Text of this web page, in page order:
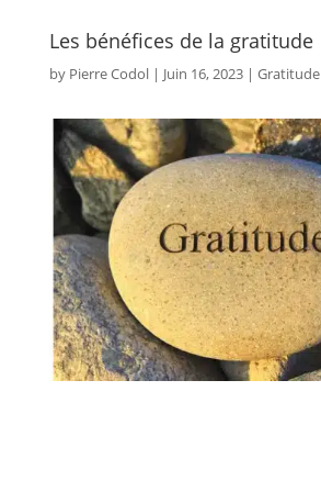
Les bénéfices de la gratitude
by Pierre Codol| Juin 16, 2023| Gratitude